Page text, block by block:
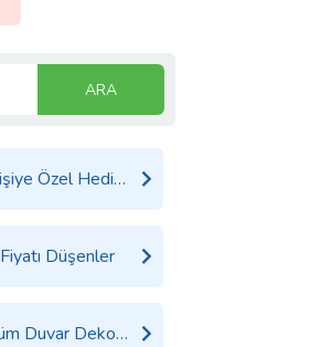
ARA
Kişiye Özel Hediyeler
Fiyatı Düşenler
Tüm Duvar Dekoru Ürünleri